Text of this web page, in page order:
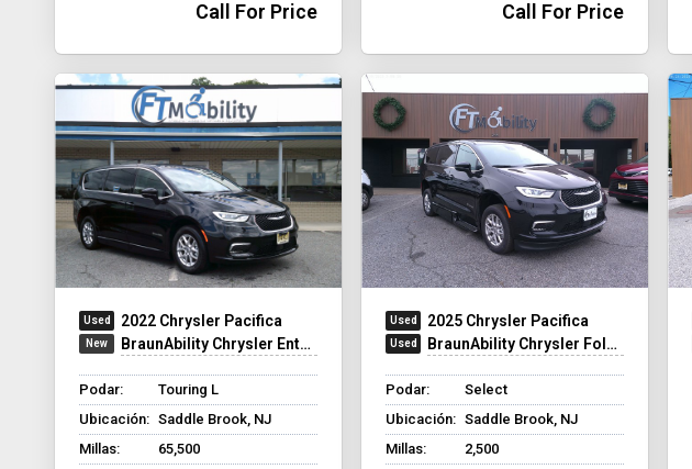
Call For Price Call For Price
2022 Chrysler Pacifica
BraunAbility Chrysler Entervan XT
Podar:
Touring L
Ubicación: Saddle Brook, NJ
Millas:
65,500
2025 Chrysler Pacifica
BraunAbility Chrysler Foldout XT
Podar:
Select
Ubicación: Saddle Brook, NJ
Millas:
2,500